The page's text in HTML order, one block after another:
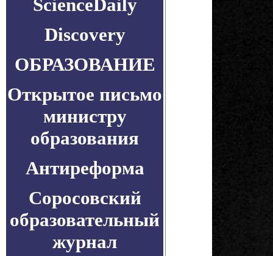
ScienceDaily
Discovery
ОБРАЗОВАНИЕ
Открытое письмо
министру
образования
Антиреформа
Соросовский
образовательный
журнал